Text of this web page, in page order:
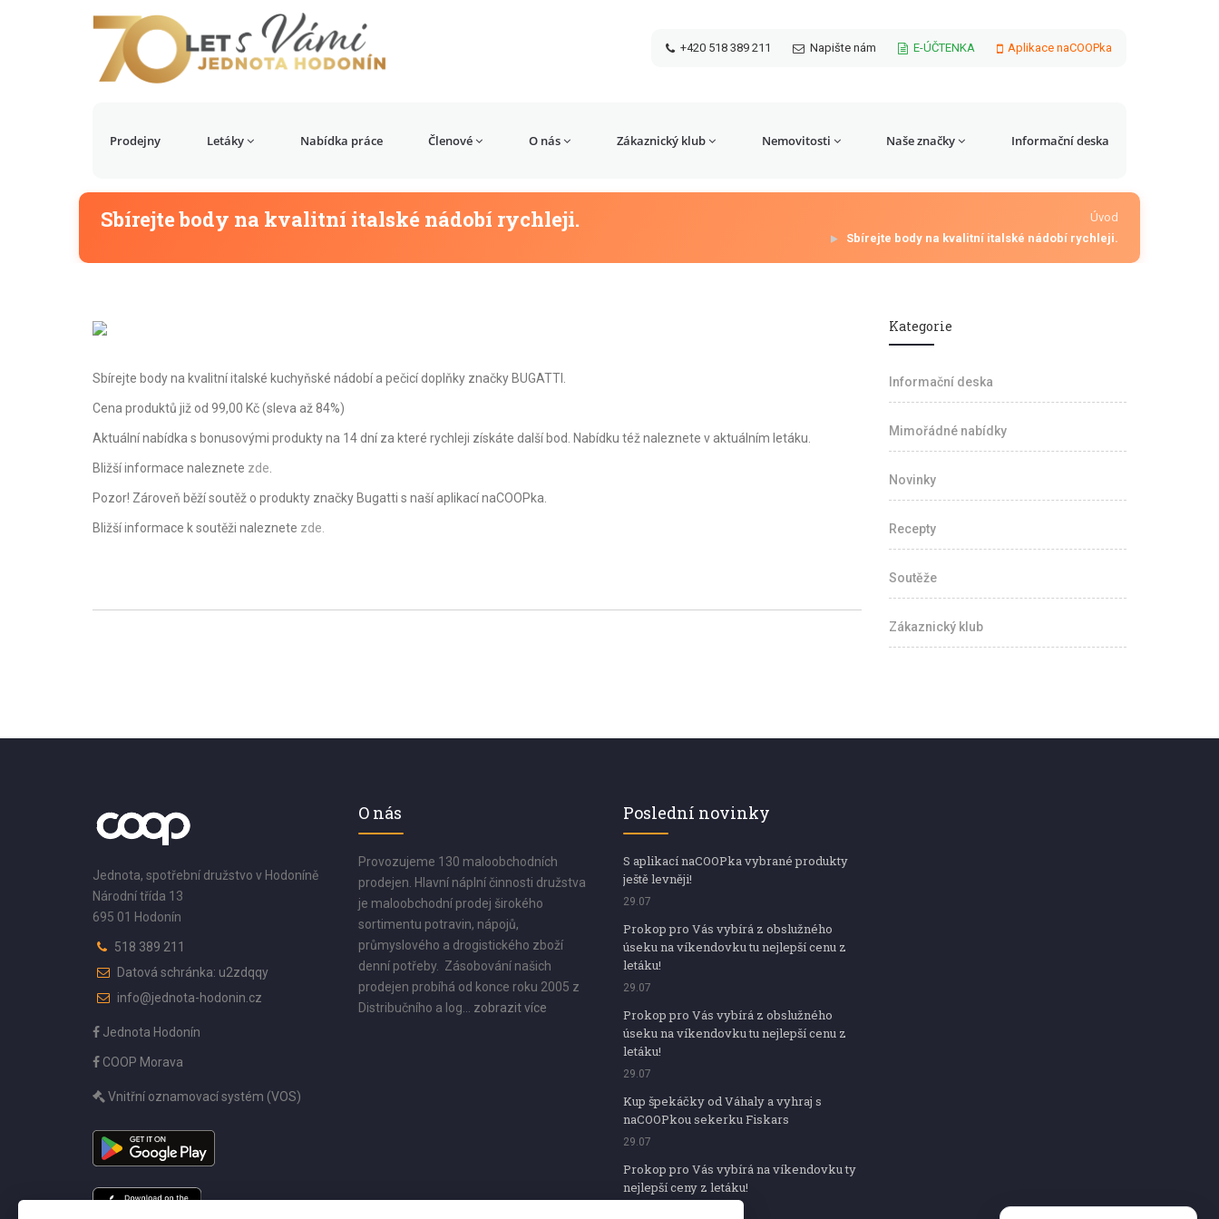
+420 518 389 211 Napište nám E-ÚČTENKA Aplikace naCOOPka
Prodejny Letáky Nabídka práce Členové O nás Zákaznický klub Nemovitosti Naše značky Informační deska
Sbírejte body na kvalitní italské nádobí rychleji.
Úvod
Sbírejte body na kvalitní italské nádobí rychleji.
Sbírejte body na kvalitní italské kuchyňské nádobí a pečicí doplňky značky BUGATTI.
Cena produktů již od 99,00 Kč (sleva až 84%)
Aktuální nabídka s bonusovými produkty na 14 dní za které rychleji získáte další bod. Nabídku též naleznete v aktuálním letáku.
Bližší informace naleznete zde
Pozor! Zároveň běží soutěž o produkty značky Bugatti s naší aplikací naCOOPka.
Bližší informace k soutěži naleznete zde.
Kategorie
Informační deska
Mimořádné nabídky
Novinky
Recepty
Soutěže
Zákaznický klub
Jednota, spotřební družstvo v Hodoníně
Národní třída 13
695 01 Hodonín
518 389 211
Datová schránka: u2zdqqy
info@jednota-hodonin.cz
Jednota Hodonín
COOP Morava
Vnitřní oznamovací systém (VOS)
O nás
Provozujeme 130 maloobchodních
prodejen. Hlavní náplní činnosti družstva
je maloobchodní prodej širokého
sortimentu potravin, nápojů,
průmyslového a drogistického zboží
denní potřeby. Zásobování našich
prodejen probíhá od konce roku 2005 z
Distribučního a log... zobrazit více
Poslední novinky
S aplikací naCOOPka vybrané produkty
ještě levněji!
29.07
Prokop pro Vás vybírá z obslužného
úseku na víkendovku tu nejlepší cenu z
letáku!
29.07
Prokop pro Vás vybírá z obslužného
úseku na víkendovku tu nejlepší cenu z
letáku!
29.07
Kup špekáčky od Váhaly a vyhraj s
naCOOPkou sekerku Fiskars
29.07
Prokop pro Vás vybírá na víkendovku ty
nejlepší ceny z letáku!